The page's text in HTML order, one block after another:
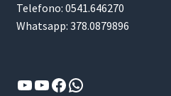
Telefono: 0541.646270
Whatsapp: 378.0879896
YouTube
YouTube
Facebook
WhatsApp